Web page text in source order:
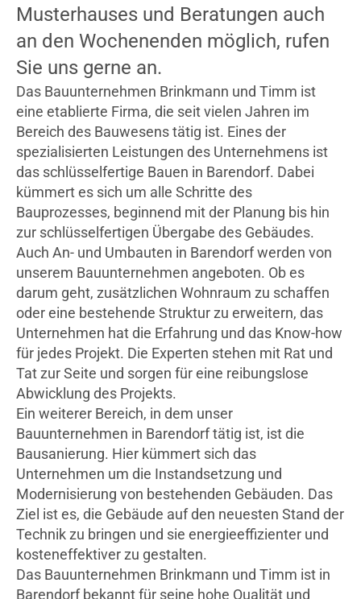
Musterhauses und Beratungen auch
an den Wochenenden möglich, rufen
Sie uns gerne an.
Das Bauunternehmen Brinkmann und Timm ist
eine etablierte Firma, die seit vielen Jahren im
Bereich des Bauwesens tätig ist. Eines der
spezialisierten Leistungen des Unternehmens ist
das schlüsselfertige Bauen in Barendorf. Dabei
kümmert es sich um alle Schritte des
Bauprozesses, beginnend mit der Planung bis hin
zur schlüsselfertigen Übergabe des Gebäudes.
Auch An- und Umbauten in Barendorf werden von
unserem Bauunternehmen angeboten. Ob es
darum geht, zusätzlichen Wohnraum zu schaffen
oder eine bestehende Struktur zu erweitern, das
Unternehmen hat die Erfahrung und das Know-how
für jedes Projekt. Die Experten stehen mit Rat und
Tat zur Seite und sorgen für eine reibungslose
Abwicklung des Projekts.
Ein weiterer Bereich, in dem unser
Bauunternehmen in Barendorf tätig ist, ist die
Bausanierung. Hier kümmert sich das
Unternehmen um die Instandsetzung und
Modernisierung von bestehenden Gebäuden. Das
Ziel ist es, die Gebäude auf den neuesten Stand der
Technik zu bringen und sie energieeffizienter und
kosteneffektiver zu gestalten.
Das Bauunternehmen Brinkmann und Timm ist in
Barendorf bekannt für seine hohe Qualität und